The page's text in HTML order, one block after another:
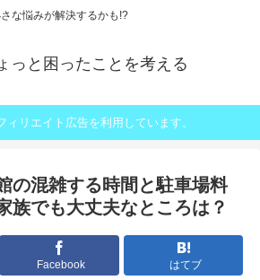
な悩みが解決するかも!?
っと困ったことを考える
ィリエイト広告を利用しています。
の混雑する時間と駐車場料
族でも大丈夫なところは？
Facebook はてブ